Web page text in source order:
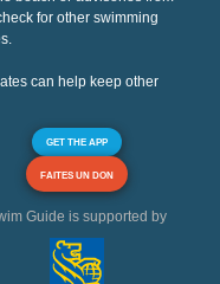
for other swimming
can help keep other
GET THE APP
FAITES UN DON
Guide is supported by